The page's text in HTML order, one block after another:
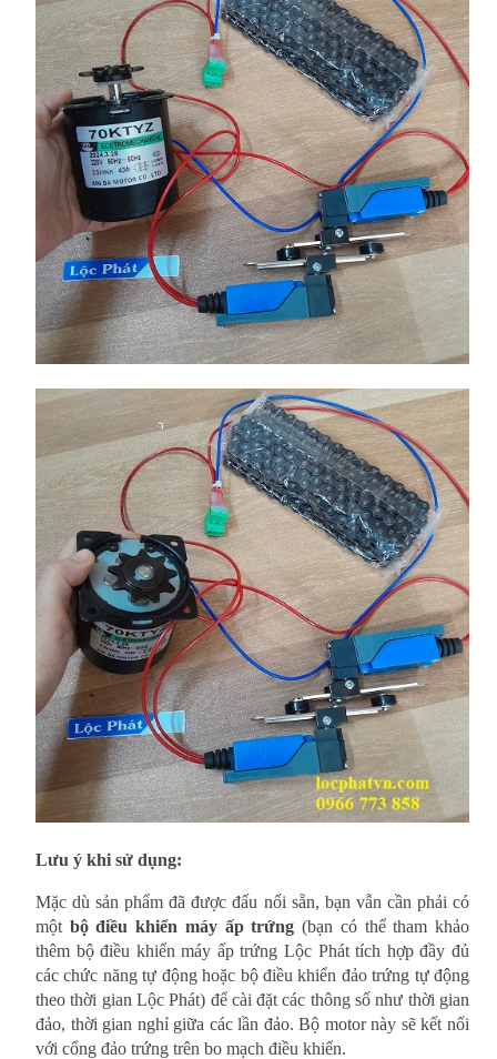
Lưu ý khi sử dụng:
Mặc dù sản phẩm đã được đấu nối sẵn, bạn vẫn cần phải có
một bộ điều khiển máy ấp trứng (bạn có thể tham khảo
thêm bộ điều khiển máy ấp trứng Lộc Phát tích hợp đầy đủ
các chức năng tự động hoặc bộ điều khiển đảo trứng tự động
theo thời gian Lộc Phát) để cài đặt các thông số như thời gian
đảo, thời gian nghỉ giữa các lần đảo. Bộ motor này sẽ kết nối
với cổng đảo trứng trên bo mạch điều khiển.